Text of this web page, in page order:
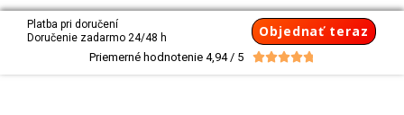
Platba pri doručení
Doručenie zadarmo 24/48 h
Objednať teraz
Priemerné hodnotenie 4,94 / 5 